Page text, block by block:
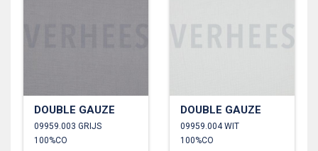
DOUBLE GAUZE
09959.003 GRIJS
100%CO
DOUBLE GAUZE
09959.004 WIT
100%CO